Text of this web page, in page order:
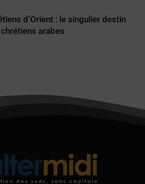
d’Orient : le singulier destin
arabes